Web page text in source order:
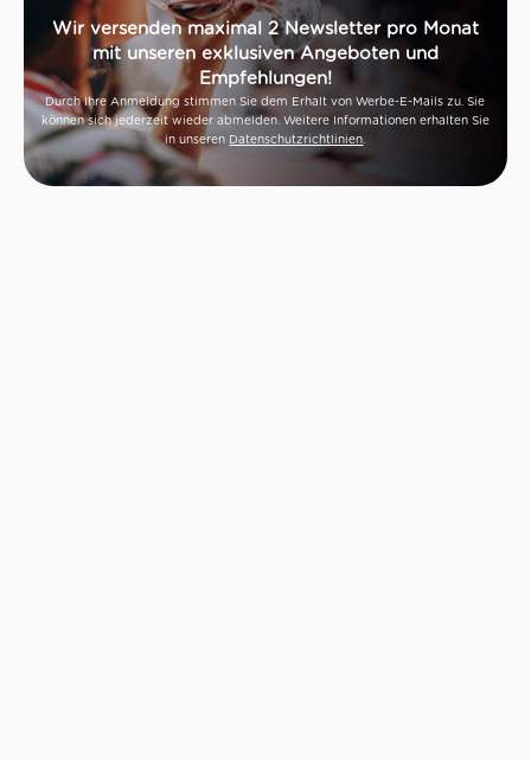
Wir versenden maximal 2 Newsletter pro Monat
mit unseren exklusiven Angeboten und
Empfehlungen!
Durch Ihre Anmeldung stimmen Sie dem Erhalt von Werbe-E-Mails zu. Sie
können sich jederzeit wieder abmelden. Weitere Informationen erhalten Sie
in unseren Datenschutzrichtlinien